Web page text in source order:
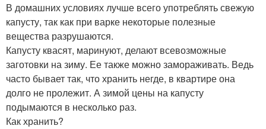
В домашних условиях лучше всего употреблять свежую
капусту, так как при варке некоторые полезные
вещества разрушаются.
Капусту квасят, маринуют, делают всевозможные
заготовки на зиму. Ее также можно замораживать. Ведь
часто бывает так, что хранить негде, в квартире она
долго не пролежит. А зимой цены на капусту
подымаются в несколько раз.
Как хранить?